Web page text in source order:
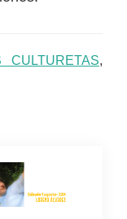
CULTURETAS,